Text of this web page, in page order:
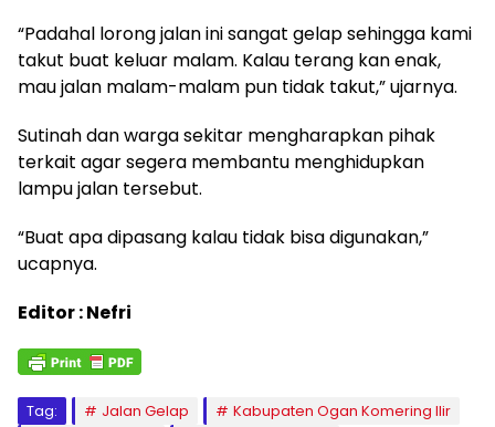
“Padahal lorong jalan ini sangat gelap sehingga kami
takut buat keluar malam. Kalau terang kan enak,
mau jalan malam-malam pun tidak takut,” ujarnya.
Sutinah dan warga sekitar mengharapkan pihak
terkait agar segera membantu menghidupkan
lampu jalan tersebut.
“Buat apa dipasang kalau tidak bisa digunakan,”
ucapnya.
Editor : Nefri
Tag: Jalan Gelap
Kabupaten Ogan Komering Ilir